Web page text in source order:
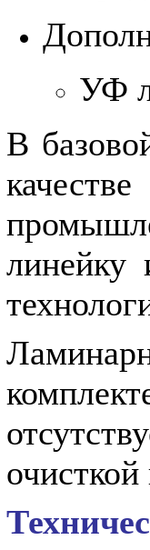
УФ
В
линейку
очисткой